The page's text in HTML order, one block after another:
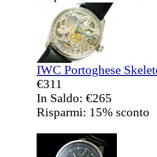
IWC Portoghese
€311
In Saldo: €265
Risparmi: 15% sconto